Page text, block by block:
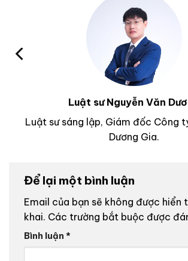
Luật sư Nguyễn Văn
Luật sư sáng lập, Giám đốc Công
Dương Gia.
Để lại một bình luận
Email của bạn sẽ không được hiển
khai. Các trường bắt buộc được
Bình luận *